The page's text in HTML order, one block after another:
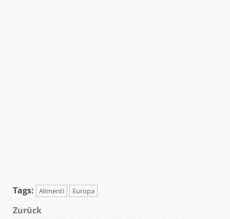
Tags: Alimenti Europa
Beitragsnavigation
Zurück